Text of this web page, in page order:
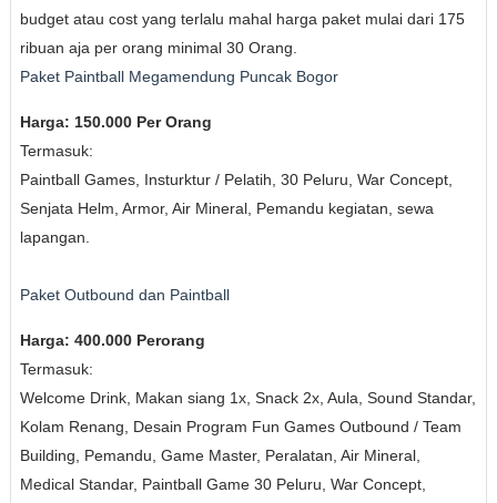
budget atau cost yang terlalu mahal harga paket mulai dari 175
ribuan aja per orang minimal 30 Orang.
Paket Paintball Megamendung Puncak Bogor
Harga: 150.000 Per Orang
Termasuk:
Paintball Games, Insturktur / Pelatih, 30 Peluru, War Concept,
Senjata Helm, Armor, Air Mineral, Pemandu kegiatan, sewa
lapangan.
Paket Outbound dan Paintball
Harga: 400.000 Perorang
Termasuk:
Welcome Drink, Makan siang 1x, Snack 2x, Aula, Sound Standar,
Kolam Renang, Desain Program Fun Games Outbound / Team
Building, Pemandu, Game Master, Peralatan, Air Mineral,
Medical Standar, Paintball Game 30 Peluru, War Concept,